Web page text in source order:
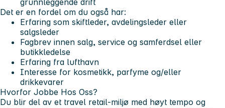
grunnleggende drift
Det er en fordel om du også har:
Erfaring som skiftleder, avdelingsleder eller
salgsleder
Fagbrev innen salg, service og samferdsel eller
butikkledelse
Erfaring fra lufthavn
Interesse for kosmetikk, parfyme og/eller
drikkevarer
Hvorfor Jobbe Hos Oss?
Du blir del av et travel retail-miljø med høyt tempo og